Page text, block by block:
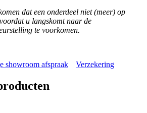
dat een onderdeel niet (meer) op
u langskomt naar de
te voorkomen.
showroom afspraak Verzekering